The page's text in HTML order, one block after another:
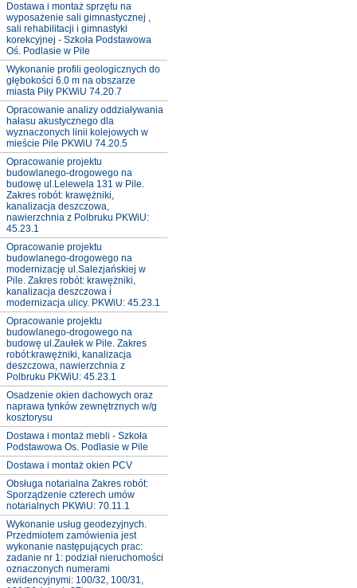
Dostawa i montaż sprzętu na
wyposażenie sali gimnastycznej ,
sali rehabilitacji i gimnastyki
korekcyjnej - Szkoła Podstawowa
Oś. Podlasie w Pile
Wykonanie profili geologicznych do
głębokości 6.0 m na obszarze
miasta Piły PKWiU 74.20.7
Opracowanie analizy oddziaływania
hałasu akustycznego dla
wyznaczonych linii kolejowych w
mieście Pile PKWiU 74.20.5
Opracowanie projektu
budowlanego-drogowego na
budowę ul.Lelewela 131 w Pile.
Zakres robót: krawężniki,
kanalizacja deszczowa,
nawierzchnia z Polbruku PKWiU:
45.23.1
Opracowanie projektu
budowlanego-drogowego na
modernizację ul.Salezjańskiej w
Pile. Zakres robót: krawężniki,
kanalizacja deszczowa i
modernizacja ulicy. PKWiU: 45.23.1
Opracowanie projektu
budowlanego-drogowego na
budowę ul.Zaułek w Pile. Zakres
robót:krawężniki, kanalizacja
deszczowa, nawierzchnia z
Polbruku PKWiU: 45.23.1
Osadzenie okien dachowych oraz
naprawa tynków zewnętrznych w/g
kosztorysu
Dostawa i montaż mebli - Szkoła
Podstawowa Os. Podlasie w Pile
Dostawa i montaż okien PCV
Obsługa notarialna Zakres robót:
Sporządzenie czterech umów
notarialnych PKWiU: 70.11.1
Wykonanie usług geodezyjnych.
Przedmiotem zamówienia jest
wykonanie następujących prac:
zadanie nr 1: podział nieruchomości
oznaczonych numerami
ewidencyjnymi: 100/32, 100/31,